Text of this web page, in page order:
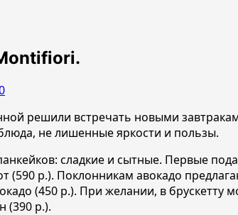
решили встречать новыми
не лишенные яркости и пользы.
сладкие и сытные. Первые
(590 р.). Поклонникам авокадо
(450 р.). При желании, в
(390 р.).